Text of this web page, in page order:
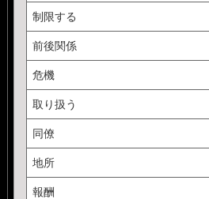
制限する
前後関係
危機
取り扱う
同僚
地所
報酬